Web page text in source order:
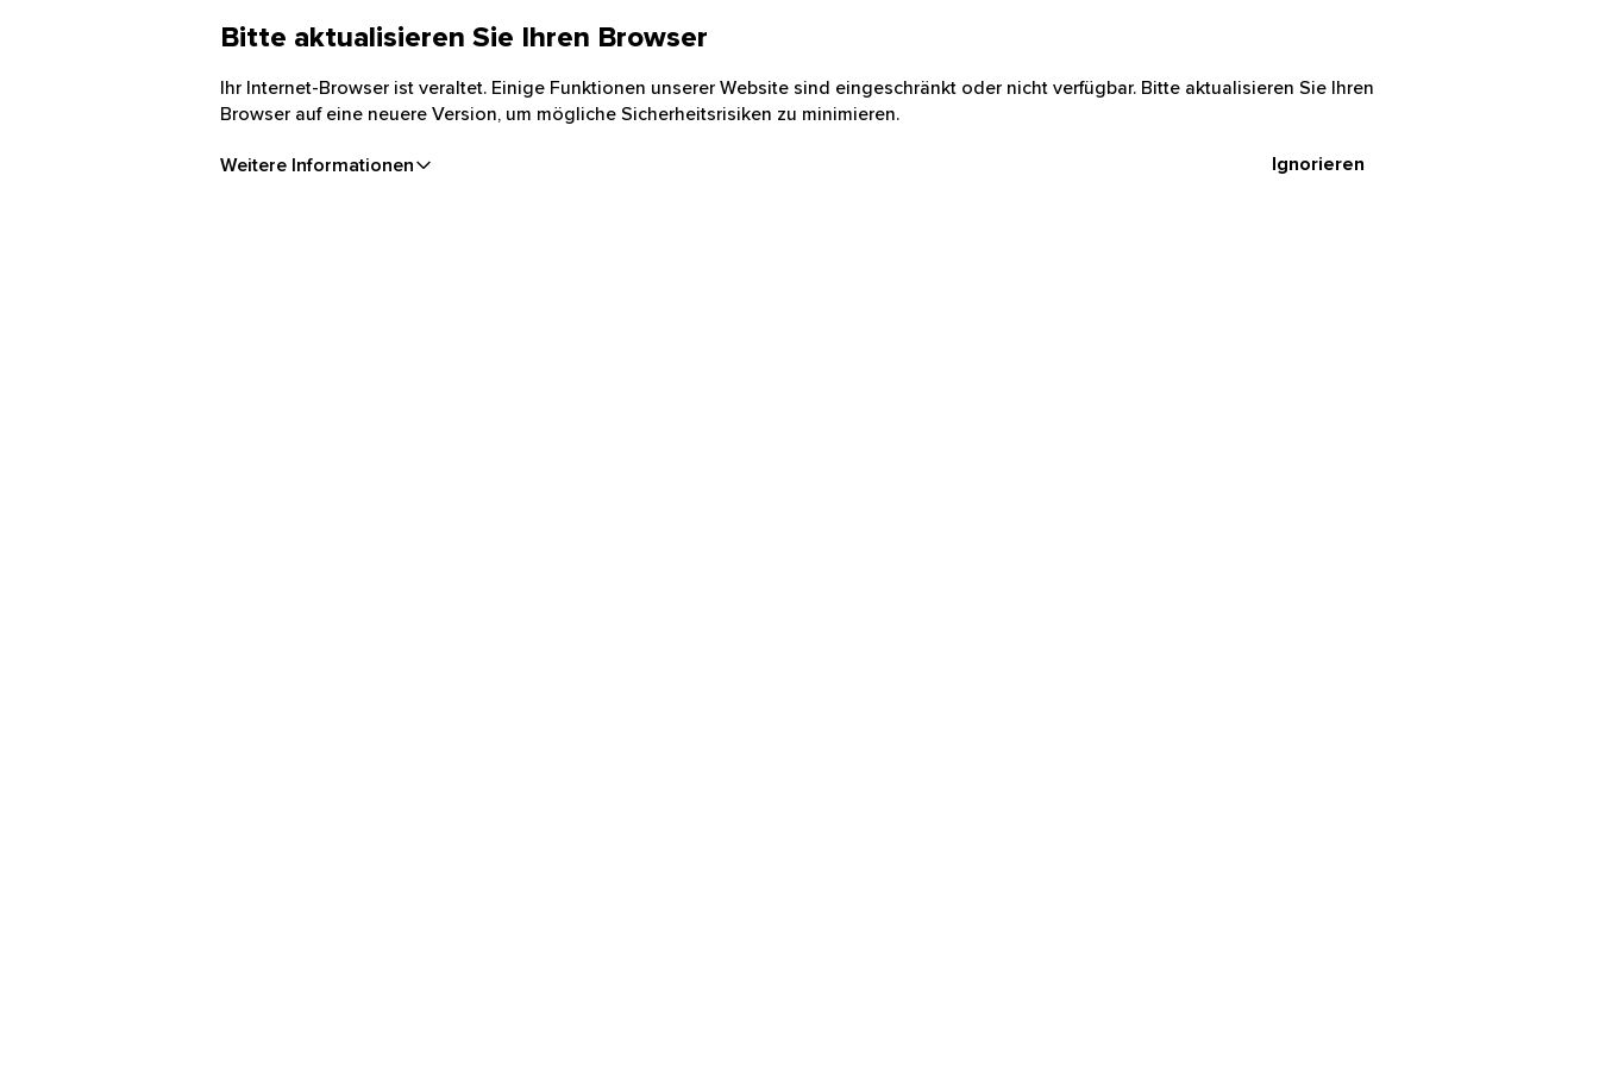
Bitte aktualisieren Sie Ihren Browser
Ihr Internet-Browser ist veraltet. Einige Funktionen unserer Website sind eingeschränkt oder nicht verfügbar. Bitte aktualisieren Sie Ihren
Browser auf eine neuere Version, um mögliche Sicherheitsrisiken zu minimieren.
Weitere Informationen Ignorieren